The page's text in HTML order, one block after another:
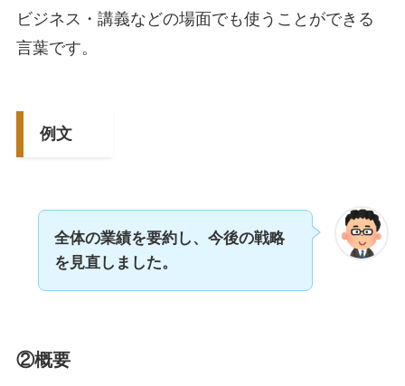
ビジネス・講義などの場面でも使うことができる
言葉です。
例文
全体の業績を要約し、今後の戦略
を見直しました。
②概要